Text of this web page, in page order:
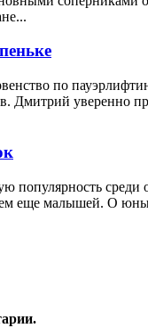
по
Дмитрий уверенно
среди
еще малышей. О